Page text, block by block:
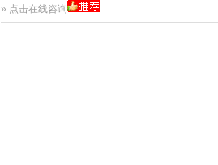
» 点击在线咨询